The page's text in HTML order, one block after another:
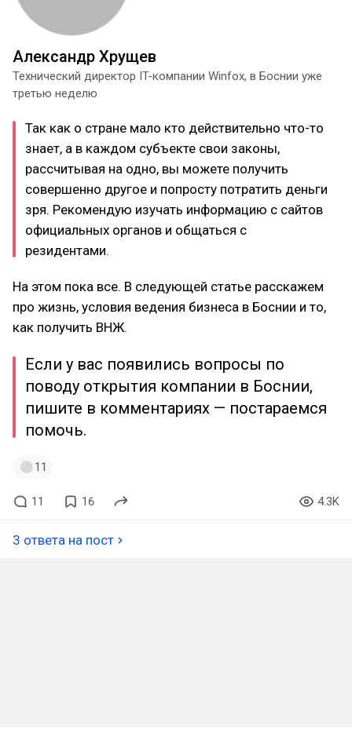
Александр Хрущев
Технический директор IT-компании Winfox, в Боснии уже
третью неделю
Так как о стране мало кто действительно что-то
знает, а в каждом субъекте свои законы,
рассчитывая на одно, вы можете получить
совершенно другое и попросту потратить деньги
зря. Рекомендую изучать информацию с сайтов
официальных органов и общаться с
резидентами.
На этом пока все. В следующей статье расскажем
про жизнь, условия ведения бизнеса в Боснии и то,
как получить ВНЖ.
Если у вас появились вопросы по
поводу открытия компании в Боснии,
пишите в комментариях — постараемся
помочь.
11
11 16 4.3K
3 ответа на пост